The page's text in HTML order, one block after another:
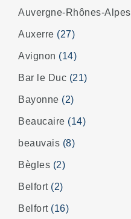
Auvergne-Rhônes-Alpes
Auxerre (27)
Avignon (14)
Bar le Duc (21)
Bayonne (2)
Beaucaire (14)
beauvais (8)
Bègles (2)
Belfort (2)
Belfort (16)